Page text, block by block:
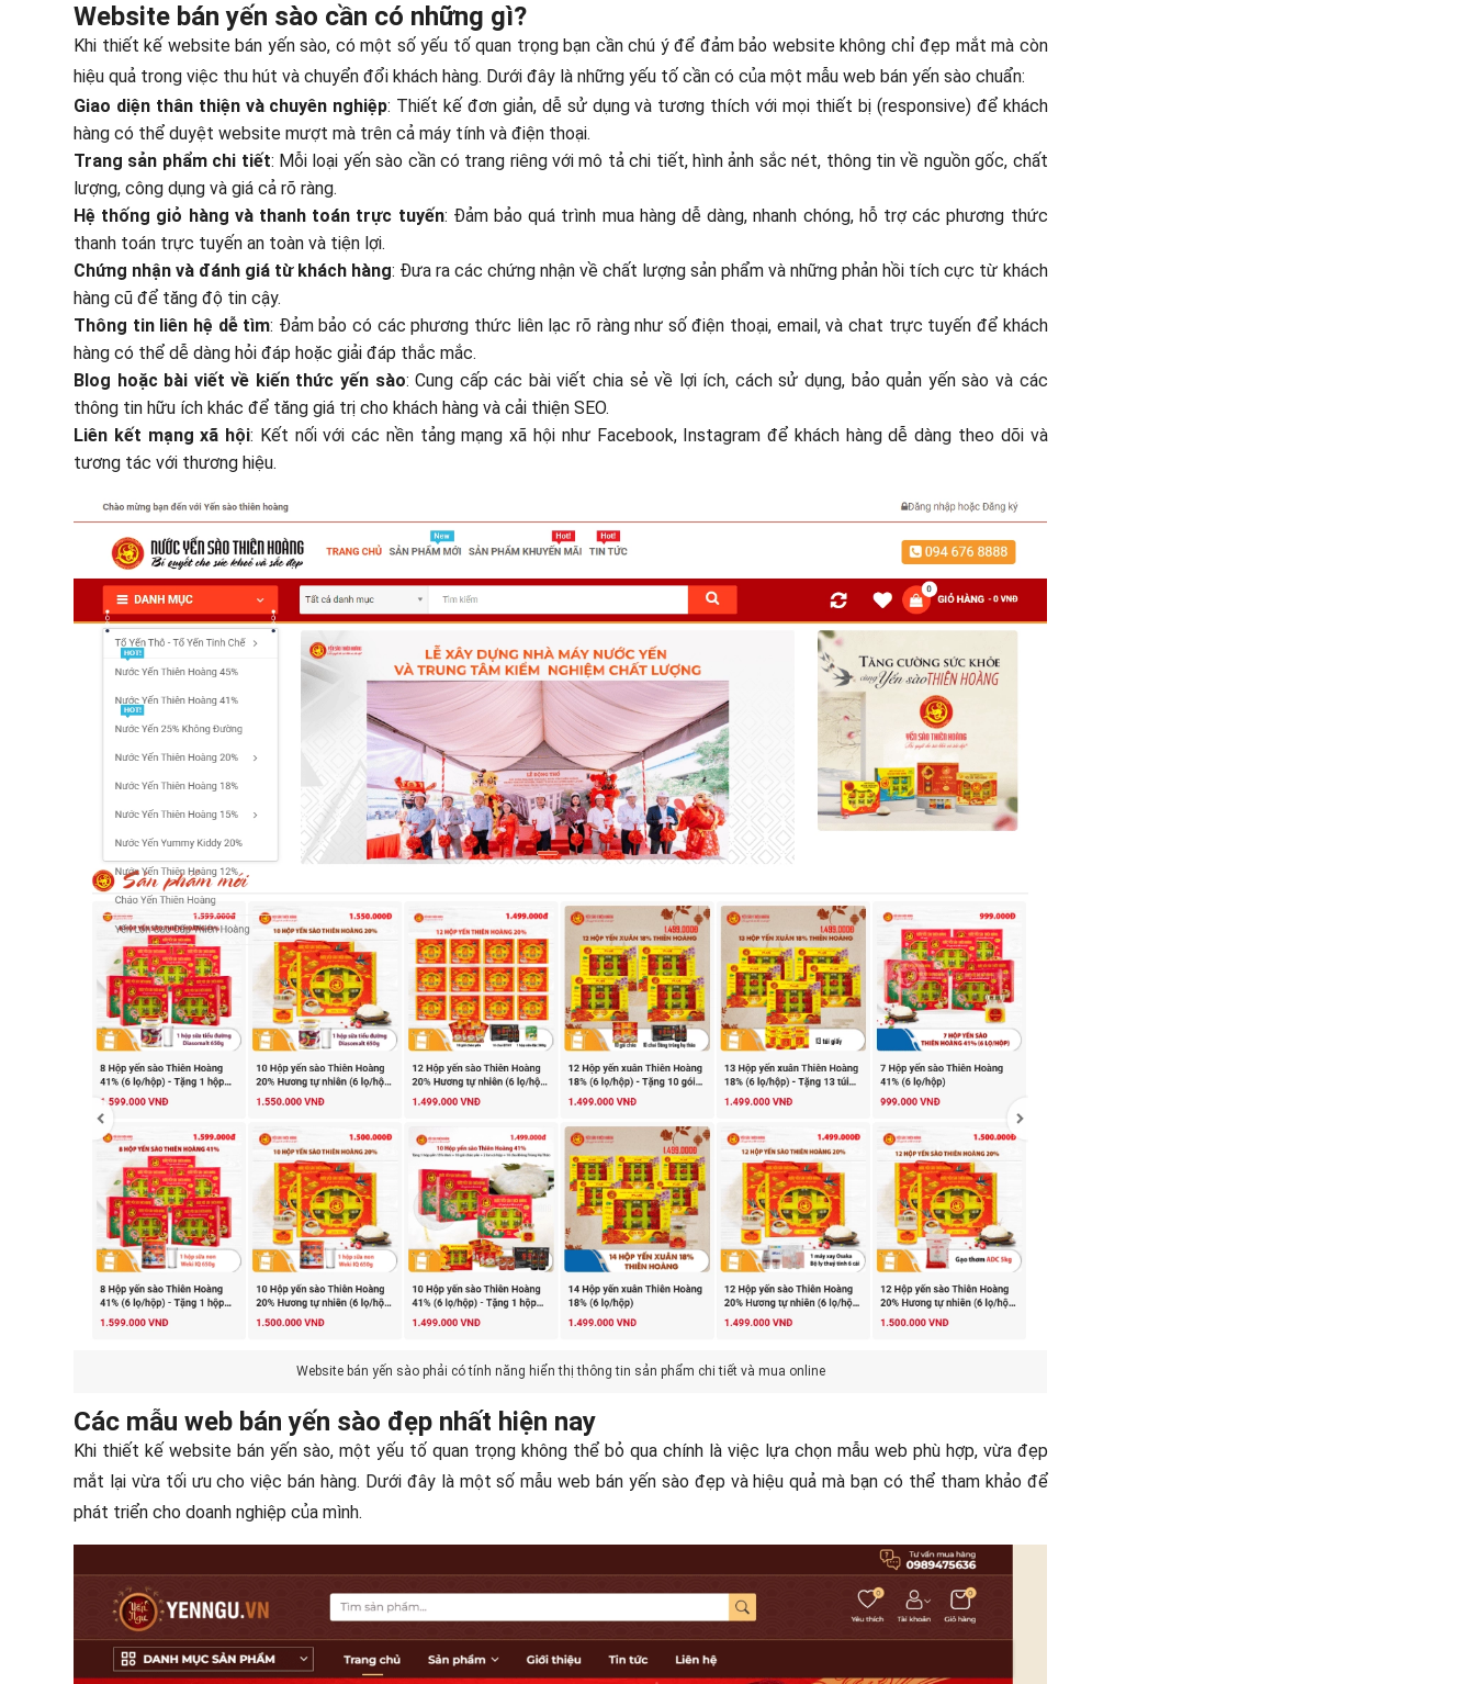
Website bán yến sào cần có những gì?
Khi thiết kế website bán yến sào, có một số yếu tố quan trọng bạn cần chú ý để đảm bảo website không chỉ đẹp mắt mà còn
hiệu quả trong việc thu hút và chuyển đổi khách hàng. Dưới đây là những yếu tố cần có của một mẫu web bán yến sào chuẩn:
Giao diện thân thiện và chuyên nghiệp: Thiết kế đơn giản, dễ sử dụng và tương thích với mọi thiết bị (responsive) để khách
hàng có thể duyệt website mượt mà trên cả máy tính và điện thoại.
Trang sản phẩm chi tiết: Mỗi loại yến sào cần có trang riêng với mô tả chi tiết, hình ảnh sắc nét, thông tin về nguồn gốc, chất
lượng, công dụng và giá cả rõ ràng.
Hệ thống giỏ hàng và thanh toán trực tuyến: Đảm bảo quá trình mua hàng dễ dàng, nhanh chóng, hỗ trợ các phương thức
thanh toán trực tuyến an toàn và tiện lợi.
Chứng nhận và đánh giá từ khách hàng: Đưa ra các chứng nhận về chất lượng sản phẩm và những phản hồi tích cực từ khách
hàng cũ để tăng độ tin cậy.
Thông tin liên hệ dễ tìm: Đảm bảo có các phương thức liên lạc rõ ràng như số điện thoại, email, và chat trực tuyến để khách
hàng có thể dễ dàng hỏi đáp hoặc giải đáp thắc mắc.
Blog hoặc bài viết về kiến thức yến sào: Cung cấp các bài viết chia sẻ về lợi ích, cách sử dụng, bảo quản yến sào và các
thông tin hữu ích khác để tăng giá trị cho khách hàng và cải thiện SEO.
Liên kết mạng xã hội: Kết nối với các nền tảng mạng xã hội như Facebook, Instagram để khách hàng dễ dàng theo dõi và
tương tác với thương hiệu.
Website bán yến sào phải có tính năng hiển thị thông tin sản phẩm chi tiết và mua online
Các mẫu web bán yến sào đẹp nhất hiện nay
Khi thiết kế website bán yến sào, một yếu tố quan trọng không thể bỏ qua chính là việc lựa chọn mẫu web phù hợp, vừa đẹp
mắt lại vừa tối ưu cho việc bán hàng. Dưới đây là một số mẫu web bán yến sào đẹp và hiệu quả mà bạn có thể tham khảo để
phát triển cho doanh nghiệp của mình.